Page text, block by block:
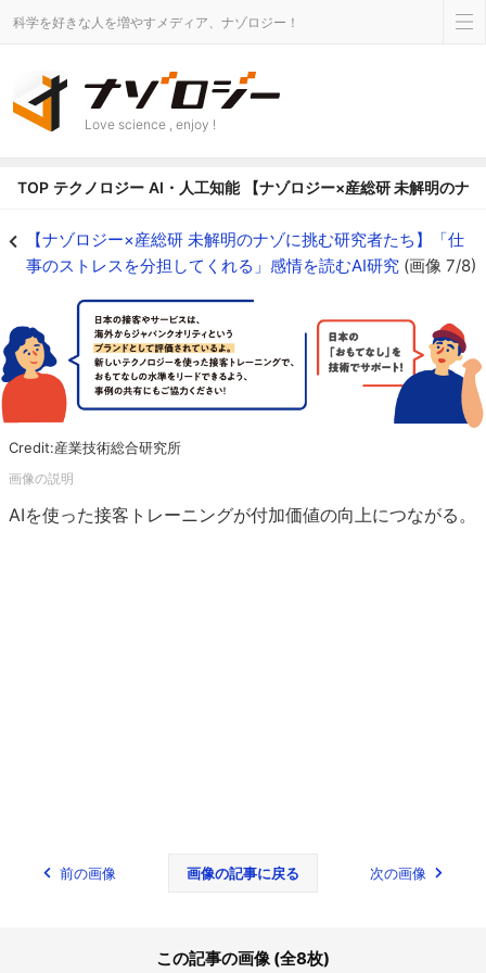
科学を好きな人を増やすメディア、ナゾロジー！
Love science , enjoy !
TOP テクノロジー AI・人工知能 【ナゾロジー×産総研 未解明のナ
【ナゾロジー×産総研 未解明のナゾに挑む研究者たち】「仕
事のストレスを分担してくれる」感情を読むAI研究 (画像 7/8)
Credit:産業技術総合研究所
AIを使った接客トレーニングが付加価値の向上につながる。
前の画像 画像の記事に戻る 次の画像
この記事の画像 (全8枚)